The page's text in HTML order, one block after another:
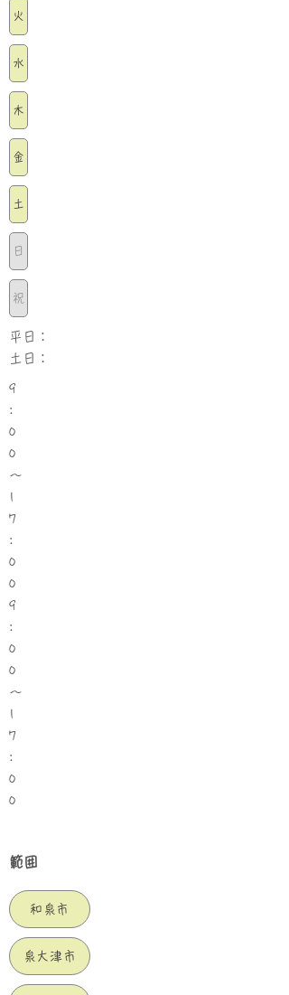
火
水
木
金
土
日
祝
平日：
土日：
9
:
0
0
〜
1
7
:
0
0
9
:
0
0
〜
1
7
:
0
0
範囲
和泉市
泉大津市